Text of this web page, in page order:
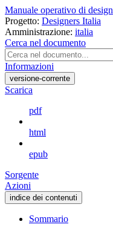
Manuale operativo di design
Progetto: Designers Italia
Amministrazione: italia
Cerca nel documento
Informazioni
versione-corrente
Scarica
pdf
html
epub
Sorgente
Azioni
indice dei contenuti
Sommario